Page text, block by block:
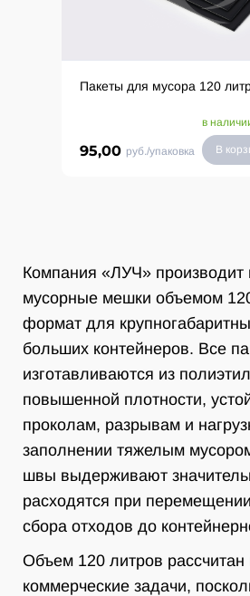
Пакеты для мусора 120
95,00 руб./упаковка
в
В
Компания «ЛУЧ» производит
мусорные мешки объемом
формат для
больших контейнеров. Все
изготавливаются из
повышенной плотности,
проколам, разрывам и
заполнении тяжелым
швы выдерживают
расходятся при
сбора отходов до
Объем 120 литров рассчитан
коммерческие задачи,